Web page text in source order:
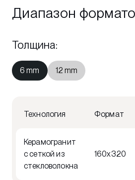
Диапазон
Толщина:
6 mm 12 mm
Технология Формат
Керамогранит
с сеткой из
стекловолокна
160x320